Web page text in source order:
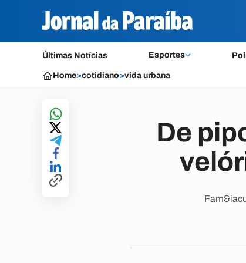
Últimas Notícias Esportes
Home>cotidiano>vida urbana
De